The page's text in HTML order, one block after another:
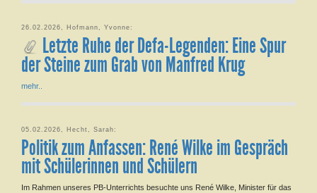
26.02.2026, Hofmann, Yvonne:
Letzte Ruhe der Defa-Legenden: Eine Spur
der Steine zum Grab von Manfred Krug
mehr..
05.02.2026, Hecht, Sarah:
Politik zum Anfassen: René Wilke im Gespräch
mit Schülerinnen und Schülern
Im Rahmen unseres PB-Unterrichts besuchte uns René Wilke, Minister für das